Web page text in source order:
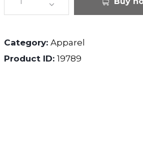
Category: Apparel
Product ID: 19789